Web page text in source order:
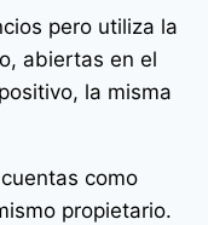
pero utiliza la
abiertas en el
la misma
como
propietario.